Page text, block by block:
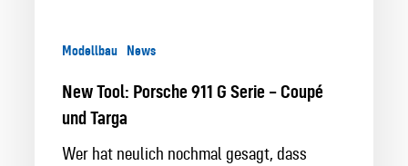
Modellbau News
New Tool: Porsche 911 G Serie – Coupé
und Targa
Wer hat neulich nochmal gesagt, dass